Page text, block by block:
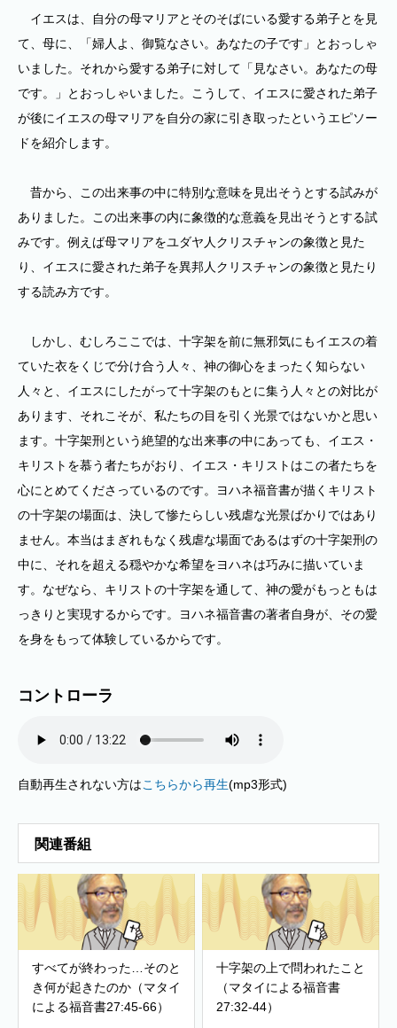
イエスは、自分の母マリアとそのそばにいる愛する弟子とを見
て、母に、「婦人よ、御覧なさい。あなたの子です」とおっしゃ
いました。それから愛する弟子に対して「見なさい。あなたの母
です。」とおっしゃいました。こうして、イエスに愛された弟子
が後にイエスの母マリアを自分の家に引き取ったというエピソー
ドを紹介します。
昔から、この出来事の中に特別な意味を見出そうとする試みが
ありました。この出来事の内に象徴的な意義を見出そうとする試
みです。例えば母マリアをユダヤ人クリスチャンの象徴と見た
り、イエスに愛された弟子を異邦人クリスチャンの象徴と見たり
する読み方です。
しかし、むしろここでは、十字架を前に無邪気にもイエスの着
ていた衣をくじで分け合う人々、神の御心をまったく知らない
人々と、イエスにしたがって十字架のもとに集う人々との対比が
あります、それこそが、私たちの目を引く光景ではないかと思い
ます。十字架刑という絶望的な出来事の中にあっても、イエス・
キリストを慕う者たちがおり、イエス・キリストはこの者たちを
心にとめてくださっているのです。ヨハネ福音書が描くキリスト
の十字架の場面は、決して惨たらしい残虐な光景ばかりではあり
ません。本当はまぎれもなく残虐な場面であるはずの十字架刑の
中に、それを超える穏やかな希望をヨハネは巧みに描いていま
す。なぜなら、キリストの十字架を通して、神の愛がもっともは
っきりと実現するからです。ヨハネ福音書の著者自身が、その愛
を身をもって体験しているからです。
コントローラ
自動再生されない方はこちらから再生(mp3形式)
関連番組
すべてが終わった…そのと
き何が起きたのか（マタイ
による福音書27:45-66）
十字架の上で問われたこと
（マタイによる福音書
27:32-44）